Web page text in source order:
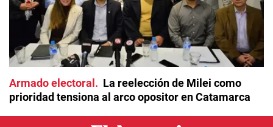
Armado electoral
La reelección de Milei como
prioridad tensiona al arco opositor en Catamarca